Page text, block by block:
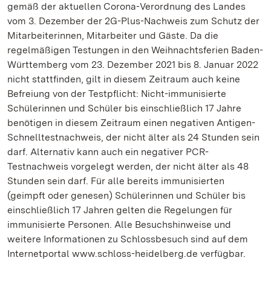
gemäß der aktuellen Corona-Verordnung des Landes
vom 3. Dezember der 2G-Plus-Nachweis zum Schutz der
Mitarbeiterinnen, Mitarbeiter und Gäste. Da die
regelmäßigen Testungen in den Weihnachtsferien Baden-
Württemberg vom 23. Dezember 2021 bis 8. Januar 2022
nicht stattfinden, gilt in diesem Zeitraum auch keine
Befreiung von der Testpflicht: Nicht-immunisierte
Schülerinnen und Schüler bis einschließlich 17 Jahre
benötigen in diesem Zeitraum einen negativen Antigen-
Schnelltestnachweis, der nicht älter als 24 Stunden sein
darf. Alternativ kann auch ein negativer PCR-
Testnachweis vorgelegt werden, der nicht älter als 48
Stunden sein darf. Für alle bereits immunisierten
(geimpft oder genesen) Schülerinnen und Schüler bis
einschließlich 17 Jahren gelten die Regelungen für
immunisierte Personen. Alle Besuchshinweise und
weitere Informationen zu Schlossbesuch sind auf dem
Internetportal www.schloss-heidelberg.de verfügbar.